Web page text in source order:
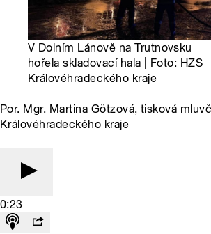
V Dolním Lánově na Trutnovsku
hořela skladovací hala | Foto: HZS
Královéhradeckého kraje
Por. Mgr. Martina Götzová, tisková
Královéhradeckého kraje
0:23